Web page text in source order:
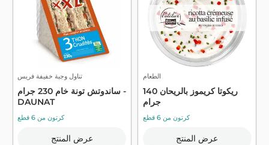
تناول وجبة خفيفة فريس
ساندوتش تونة خام 230 جرام -
DAUNAT
كرتون من 6 قطع
عرض المنتج
الطعام
ريكوتا كريموز بالريحان 140
جرام
كرتون من 6 قطع
عرض المنتج